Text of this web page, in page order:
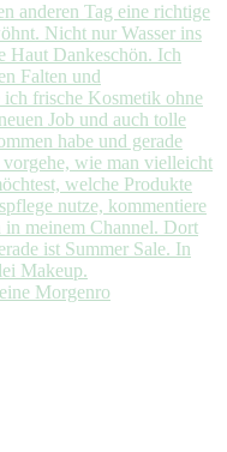
Morgenro